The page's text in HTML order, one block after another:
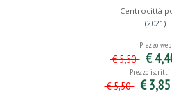
Centrocittà
(2021)
Prezzo web
€ 5,50 €
Prezzo iscritti
€ 5,50 € 3,85